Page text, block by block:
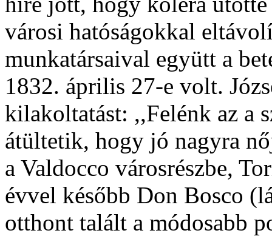
városi hatóságokkal
munkatársaival együtt a
1832. április 27-e volt.
kilakoltatást: ,,Felénk az a
átültetik, hogy jó nagyra
a Valdocco városrészbe,
évvel később Don Bosco
otthont talált a módosabb